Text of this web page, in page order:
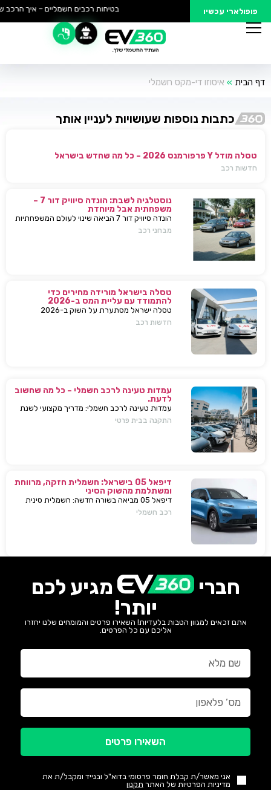
פופולארי עכשיו בטיחות רכבים חשמליים – איך הרכב
דף הבית » איסוזו די-מקס חשמלי
כתבות נוספות שעושויות לעניין אותך
טסלה מודל Y פרפורמנס 2026 – כל מה שחדש בישראל
חדשות רכב
נוסטלגיה לשבת: הונדה סיוויק דור 7 –
משפחתית אבל מיוחדת
הונדה סיוויק דור 7 הביאה שינוי לעולם המשפחתיות
בישראל — כל מה שחשוב לדעת, מפרטים ועד
מבחני רכב
טסלה בישראל מורידה מחירים כדי
להתמודד עם עליית המס ב-2026
טסלה ישראל מסתערת על השוק ב-2026
ומבצעת הפחתות מחירים של עשרות אלפי שקלים
חדשות רכב
עמדות טעינה לרכב חשמלי – כל מה שחשוב
לדעת.
עמדות טעינה לרכב חשמלי: מדריך מקצועי לשנת
2025. בחירת עמדת טעינה, התקנה בבית או
התקנה בבית פרטי
דיפאל 05 בישראל: חשמלית חזקה, מרווחת
ומשתלמת מהשוק הסיני
דיפאל 05 מביאה בשורה חדשה: חשמלית סינית
חזקה, גדולה וזולה שמאיימת לערער את מתחרות
רכב חשמלי
חברי
מגיע לכם
יותר!
אתם זכאים למגוון הטבות בלעדיות! השאירו פרטים והמומחים שלנו יחזרו
אליכם עם כל הפרטים.
אני מאשר/ת קבלת חומר פרסומי בדוא"ל ובנייד ומקבל/ת את
מדיניות הפרטיות של האתר תקנון
השאירו פרטים